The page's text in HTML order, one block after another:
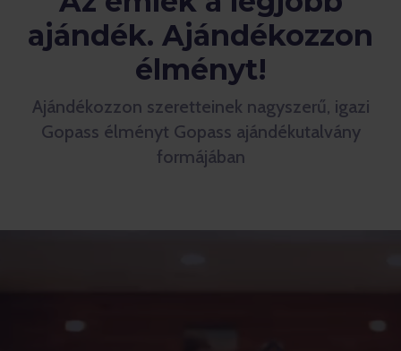
ajándék. Ajándékozzon
élményt!
Ajándékozzon szeretteinek nagyszerű, igazi
Gopass élményt Gopass ajándékutalvány
formájában